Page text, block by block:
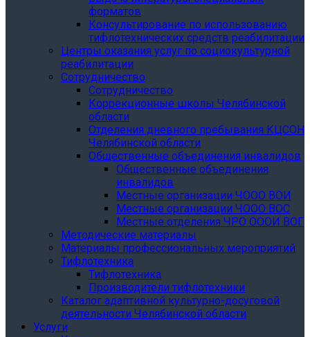
форматов
Консультирование по использованию
тифлотехнических средств реабилитации
Центры оказания услуг по социокультурной
реабилитации
Сотрудничество
Сотрудничество
Коррекционные школы Челябинской
области
Отделения дневного пребывания КЦСОН
Челябинской области
Общественные объединения инвалидов
Общественные объединения
инвалидов
Местные организации ЧООО ВОИ
Местные организации ЧООО ВОС
Местные отделения ЧРО ОООИ ВОГ
Методические материалы
Материалы профессиональных мероприятий
Тифлотехника
Тифлотехника
Производители тифлотехники
Каталог адаптивной культурно-досуговой
деятельности Челябинской области
Услуги